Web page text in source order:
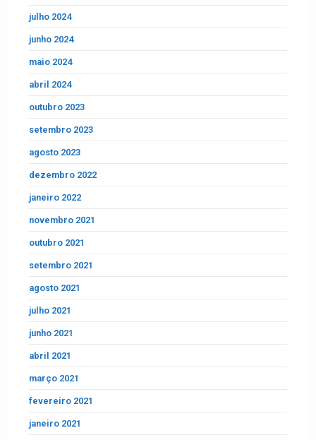
julho 2024
junho 2024
maio 2024
abril 2024
outubro 2023
setembro 2023
agosto 2023
dezembro 2022
janeiro 2022
novembro 2021
outubro 2021
setembro 2021
agosto 2021
julho 2021
junho 2021
abril 2021
março 2021
fevereiro 2021
janeiro 2021